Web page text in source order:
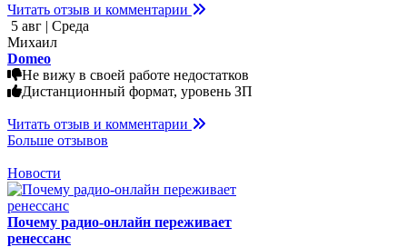
Читать отзыв и комментарии
5 авг | Среда
Михаил
Domeo
Не вижу в своей работе недостатков
Дистанционный формат, уровень ЗП
Читать отзыв и комментарии
Больше отзывов
Новости
Почему радио-онлайн переживает
ренессанс